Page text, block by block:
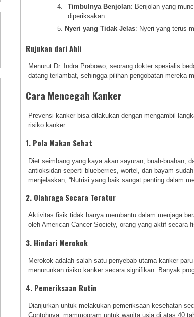
Timbulnya Benjolan: Benjolan yang
diperiksakan.
Nyeri yang Tidak Jelas: Nyeri yang terus
Rujukan dari Ahli
Menurut Dr. Indra Prabowo, seorang dokter spesialis
datang terlambat, sehingga pilihan pengobatan mereka
Cara Mencegah Kanker
Prevensi kanker bisa dilakukan dengan mengambil
risiko kanker:
1. Pola Makan Sehat
Diet seimbang yang kaya akan sayuran, buah-buahan,
antioksidan seperti blueberries, wortel, dan bayam
menjelaskan, “Nutrisi yang baik sangat penting dalam
2. Olahraga Secara Teratur
Aktivitas fisik tidak hanya membantu dalam menjaga
oleh American Cancer Society, orang yang aktif secara
3. Hindari Merokok
Merokok adalah salah satu penyebab utama kanker
menurunkan risiko kanker secara signifikan. Banyak
4. Pemeriksaan Rutin
Dianjurkan untuk melakukan pemeriksaan kesehatan
Contohnya, mammogram untuk wanita usia di atas 40